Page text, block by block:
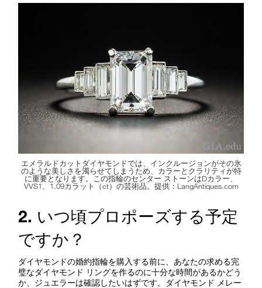
エメラルドカットダイヤモンドでは、インクルージョンがその氷
のような美しさを濁らせてしまうため、カラーとクラリティが特
に重要となります。この指輪のセンター ストーンはDカラー、
VVS1、1.09カラット（ct）の芸術品。提供：LangAntiques.com
2. いつ頃プロポーズする予定
ですか？
ダイヤモンドの婚約指輪を購入する前に、あなたの求める完
璧なダイヤモンド リングを作るのに十分な時間があるかどう
か、ジュエラーは確認したいはずです。ダイヤモンド メレー